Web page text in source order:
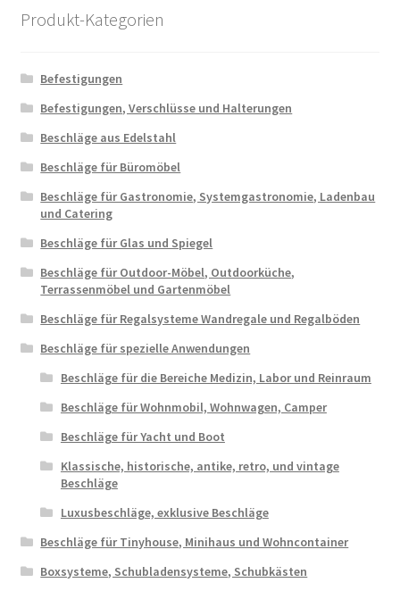
Produkt-Kategorien
Befestigungen
Befestigungen, Verschlüsse und Halterungen
Beschläge aus Edelstahl
Beschläge für Büromöbel
Beschläge für Gastronomie, Systemgastronomie, Ladenbau
und Catering
Beschläge für Glas und Spiegel
Beschläge für Outdoor-Möbel, Outdoorküche,
Terrassenmöbel und Gartenmöbel
Beschläge für Regalsysteme Wandregale und Regalböden
Beschläge für spezielle Anwendungen
Beschläge für die Bereiche Medizin, Labor und Reinraum
Beschläge für Wohnmobil, Wohnwagen, Camper
Beschläge für Yacht und Boot
Klassische, historische, antike, retro, und vintage
Beschläge
Luxusbeschläge, exklusive Beschläge
Beschläge für Tinyhouse, Minihaus und Wohncontainer
Boxsysteme, Schubladensysteme, Schubkästen